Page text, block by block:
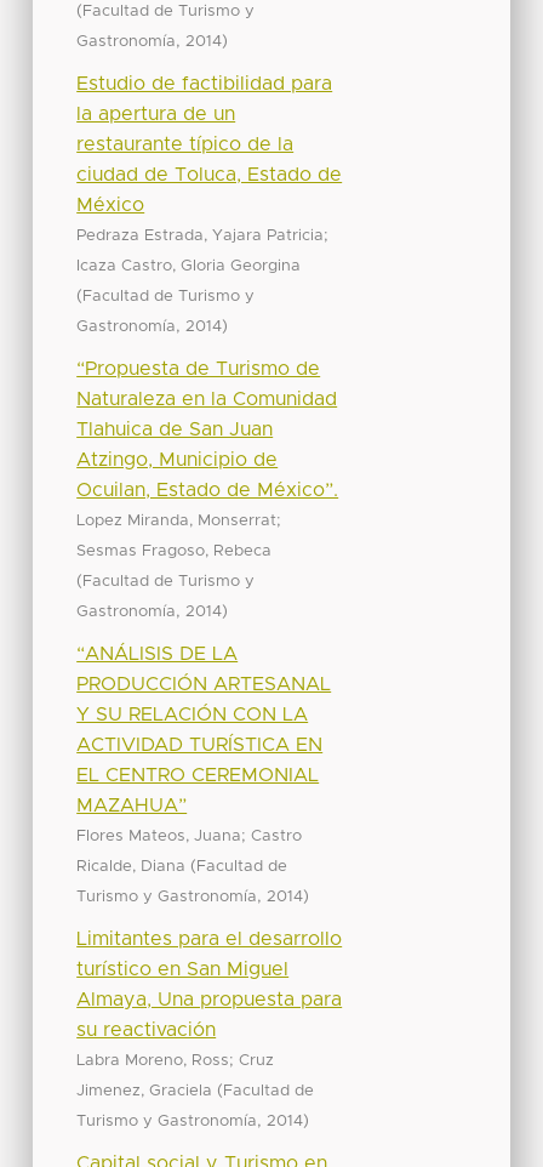
( Facultad de Turismo y
Gastronomía, 2014)
Estudio de factibilidad para
la apertura de un
restaurante típico de la
ciudad de Toluca, Estado de
México
Pedraza Estrada, Yajara Patricia;
Icaza Castro, Gloria Georgina
( Facultad de Turismo y
Gastronomía, 2014)
“Propuesta de Turismo de
Naturaleza en la Comunidad
Tlahuica de San Juan
Atzingo, Municipio de
Ocuilan, Estado de México”.
Lopez Miranda, Monserrat;
Sesmas Fragoso, Rebeca
( Facultad de Turismo y
Gastronomía, 2014)
“ANÁLISIS DE LA
PRODUCCIÓN ARTESANAL
Y SU RELACIÓN CON LA
ACTIVIDAD TURÍSTICA EN
EL CENTRO CEREMONIAL
MAZAHUA”
Flores Mateos, Juana;Castro
Ricalde, Diana ( Facultad de
Turismo y Gastronomía, 2014)
Limitantes para el desarrollo
turístico en San Miguel
Almaya, Una propuesta para
su reactivación
Labra Moreno, Ross;Cruz
Jimenez, Graciela ( Facultad de
Turismo y Gastronomía, 2014)
Capital social y Turismo en